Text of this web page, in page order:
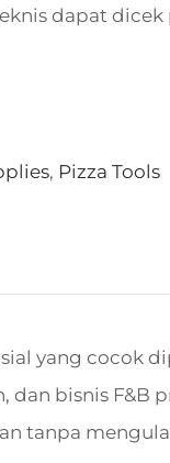
dapat
, Pizza Tools
yang cocok
dan bisnis F&B
tanpa